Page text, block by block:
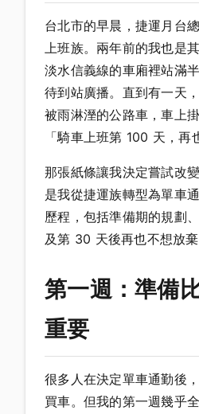
台北市的早晨，捷運月台
上班族。兩年前的我也是
淡水信義線的車廂裡站滿
待到站廣播。直到有一天
被雨淋溼的公路車，車上
「騎車上班第 100 天，再
那張紙條讓我決定嘗試改
是我從捷運族轉型為單車
歷程，包括準備期的規劃
及第 30 天後再也不想放棄
第一週：準備
重要
很多人在決定單車通勤後
買車。但我的第一週幾乎